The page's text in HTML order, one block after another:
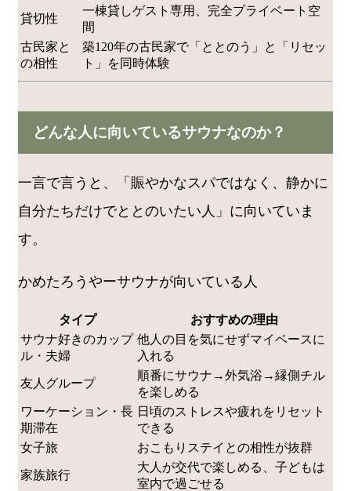
貸切性
一棟貸しゲスト専用、完全プライベート空
間
古民家と
の相性
築120年の古民家で「ととのう」と「リセッ
ト」を同時体験
どんな人に向いているサウナなのか？
一言で言うと、「賑やかなスパではなく、静かに
自分たちだけでととのいたい人」に向いていま
す。
かめたろうやーサウナが向いている人
タイプ
おすすめの理由
サウナ好きのカップ
ル・夫婦
他人の目を気にせずマイペースに
入れる
友人グループ
順番にサウナ→外気浴→縁側チル
を楽しめる
ワーケーション・長
期滞在
日頃のストレスや疲れをリセット
できる
女子旅
おこもりステイとの相性が抜群
家族旅行
大人が交代で楽しめる、子どもは
室内で過ごせる